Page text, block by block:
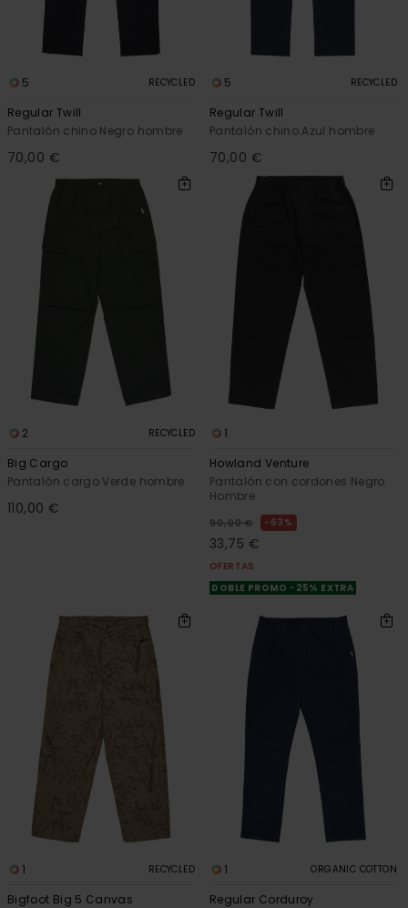
5 RECYCLED
Regular Twill
Pantalón chino Negro hombre
70,00 €
5 RECYCLED
Regular Twill
Pantalón chino Azul hombre
70,00 €
2 RECYCLED
Big Cargo
Pantalón cargo Verde hombre
110,00 €
1
Howland Venture
Pantalón con cordones Negro
Hombre
90,00 € 63%
33,75 €
OFERTAS
DOBLE PROMO -25% EXTRA
1 RECYCLED
Bigfoot Big 5 Canvas
1 ORGANIC COTTON
Regular Corduroy